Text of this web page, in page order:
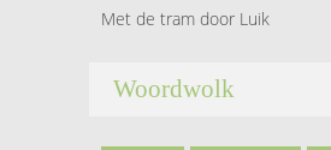
Met de tram door Luik
Woordwolk